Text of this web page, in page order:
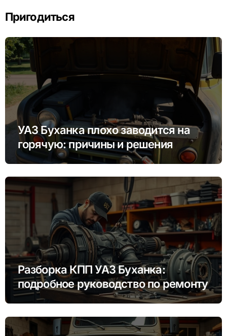
Пригодиться
УАЗ Буханка плохо заводится на
горячую: причины и решения
Разборка КПП УАЗ Буханка:
подробное руководство по ремонту